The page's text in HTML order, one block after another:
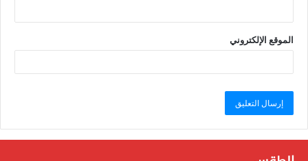
الموقع الإلكتروني